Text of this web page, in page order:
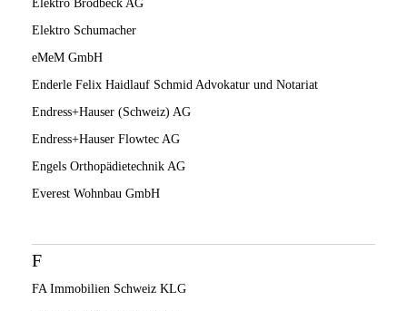
Elektro Brodbeck AG
Elektro Schumacher
eMeM GmbH
Enderle Felix Haidlauf Schmid Advokatur und Notariat
Endress+Hauser (Schweiz) AG
Endress+Hauser Flowtec AG
Engels Orthopädietechnik AG
Everest Wohnbau GmbH
F
FA Immobilien Schweiz KLG